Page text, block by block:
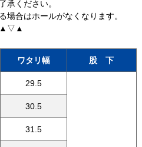
承ください。
場合はホールがなくなります。
ワタリ幅 股 下
29.5
30.5
31.5